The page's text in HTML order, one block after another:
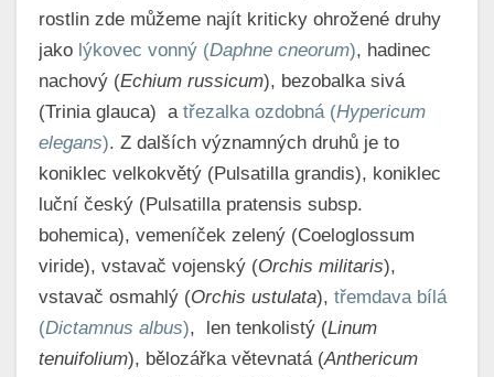
rostlin zde můžeme najít kriticky ohrožené druhy
jako lýkovec vonný (Daphne cneorum), hadinec
nachový (Echium russicum), bezobalka sivá
(Trinia glauca) a třezalka ozdobná (Hypericum
elegans). Z dalších významných druhů je to
koniklec velkokvětý (Pulsatilla grandis), koniklec
luční český (Pulsatilla pratensis subsp.
bohemica), vemeníček zelený (Coeloglossum
viride), vstavač vojenský (Orchis militaris),
vstavač osmahlý (Orchis ustulata), třemdava bílá
(Dictamnus albus), len tenkolistý (Linum
tenuifolium), bělozářka větevnatá (Anthericum